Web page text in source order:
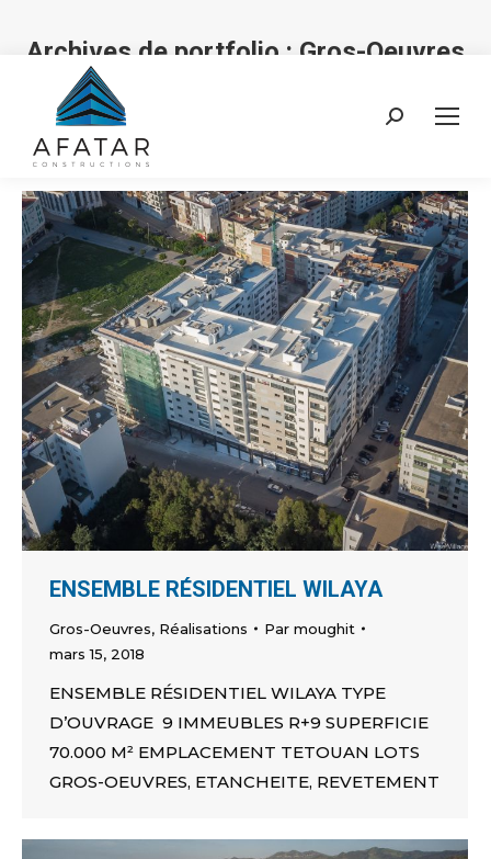
Recherche
Archives de portfolio : Gros-Oeuvres
ENSEMBLE RÉSIDENTIEL WILAYA
Gros-Oeuvres, Réalisations Par moughit
mars 15, 2018
ENSEMBLE RÉSIDENTIEL WILAYA TYPE
D’OUVRAGE 9 IMMEUBLES R+9 SUPERFICIE
70.000 M² EMPLACEMENT TETOUAN LOTS
GROS-OEUVRES, ETANCHEITE, REVETEMENT